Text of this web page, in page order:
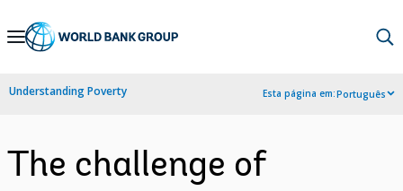
Skip
Navigation
Understanding Poverty Esta página em:Português
The challenge of